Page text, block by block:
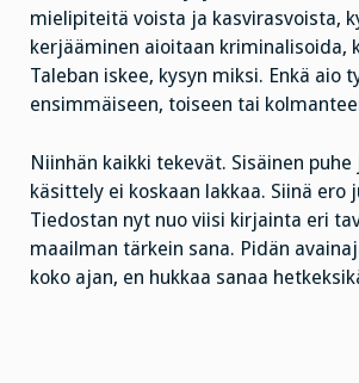
mielipiteitä voista ja kasvirasvoista,
kerjääminen aioitaan kriminalisoida,
Taleban iskee, kysyn miksi. Enkä aio
ensimmäiseen, toiseen tai
Niinhän kaikki tekevät. Sisäinen
käsittely ei koskaan lakkaa. Siinä ero
Tiedostan nyt nuo viisi kirjainta eri
maailman tärkein sana. Pidän
koko ajan, en hukkaa sanaa